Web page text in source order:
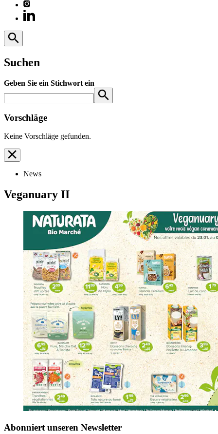
Suchen
Geben Sie ein Stichwort ein
Vorschläge
Keine Vorschläge gefunden.
News
Veganuary II
Abonniert unseren Newsletter